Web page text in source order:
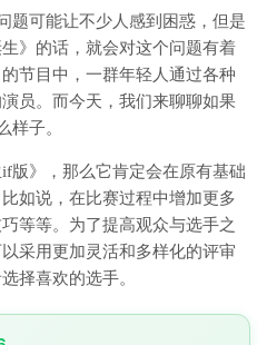
题可能让不少人感到困惑，但是
》的话，就会对这个问题有着
节目中，一群年轻人通过各种
员。而今天，我们来聊聊如果
样子。
版》，那么它肯定会在原有基础
如说，在比赛过程中增加更多
等等。为了提高观众与选手之
采用更加灵活和多样化的评审
择喜欢的选手。